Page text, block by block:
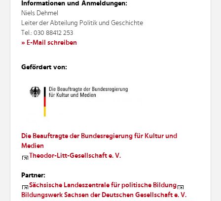
Informationen und Anmeldungen:
Niels Dehmel
Leiter der Abteilung Politik und Geschichte
Tel.: 030 88412 253
» E-Mail schreiben
Gefördert von:
Die Beauftragte der Bundesregierung für Kultur und
Medien
Theodor-Litt-Gesellschaft e. V.
Partner:
Sächsische Landeszentrale für politische Bildung
Bildungswerk Sachsen der Deutschen Gesellschaft e. V.